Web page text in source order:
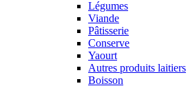
Légumes
Viande
Pâtisserie
Conserve
Yaourt
Autres produits laitiers
Boisson